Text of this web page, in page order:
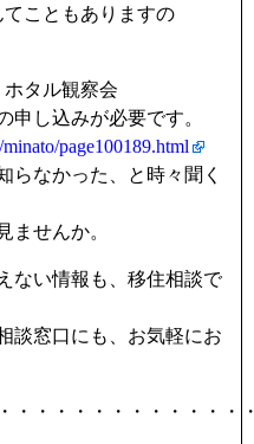
こともありますの
タル観察会
申し込みが必要です。
page100189.html
らなかった、と時々聞く
ませんか。
ない情報も、移住相談で
談窓口にも、お気軽にお
・・・・・・・・・・・・